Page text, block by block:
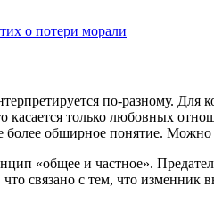
о потери морали
по-разному.
только любовных
более обширное понятие.
«общее и частное».
связано с тем, что